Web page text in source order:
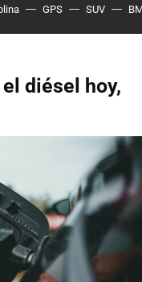
GPS SUV
diésel hoy,